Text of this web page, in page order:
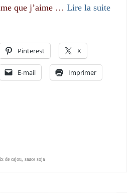
que j’aime … Lire la suite­­
Pinterest X
E-mail Imprimer
de cajou sauce soja